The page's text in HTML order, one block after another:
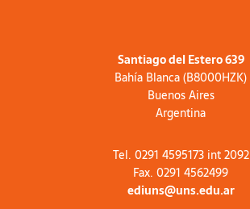
Santiago del Estero 639
Bahía Blanca (B8000HZK)
Buenos Aires
Argentina
Tel. 0291 4595173 int 2092
Fax. 0291 4562499
ediuns@uns.edu.ar